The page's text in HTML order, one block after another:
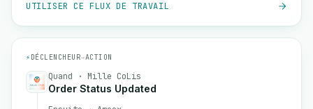
UTILISER CE FLUX DE TRAVAIL
⚡ DÉCLENCHEUR→ACTION
Quand · Mille CoLis
Order Status Updated